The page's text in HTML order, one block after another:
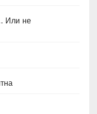
Или не